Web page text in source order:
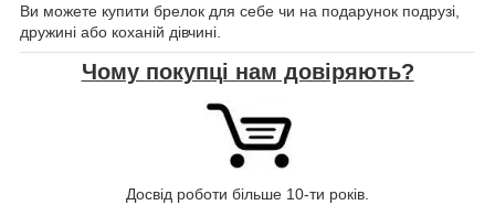
Ви можете купити брелок для себе чи на подарунок подрузі,
дружині або коханій дівчині.
Чому покупці нам довіряють?
Досвід роботи більше 10-ти років.